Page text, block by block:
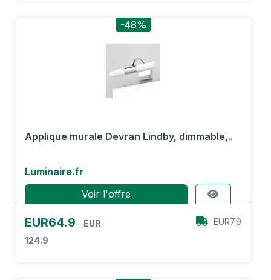
-48%
Applique murale Devran Lindby, dimmable,..
Luminaire.fr
Voir l'offre
EUR64.9
EUR
124.9
EUR7.9